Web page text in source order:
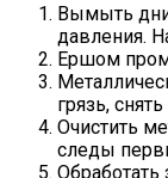
Вымыть
давления.
Ершом
грязь,
Очистить
следы